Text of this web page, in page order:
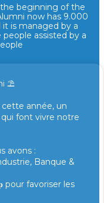
beginning of the
now has 9.000
is managed by a
assisted by a
⛱️
année, un
font vivre notre
avons :
Banque &
pour favoriser les